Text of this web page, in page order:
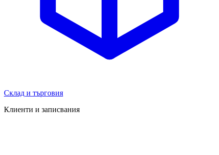
Склад и търговия
Клиенти и записвания